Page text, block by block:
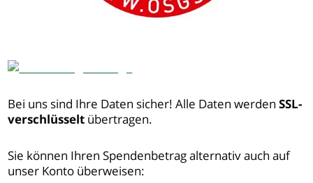
Bei uns sind Ihre Daten sicher! Alle Daten werdenSSL-
verschlüsselt übertragen.
Sie können Ihren Spendenbetrag alternativ auch auf
unser Konto überweisen: